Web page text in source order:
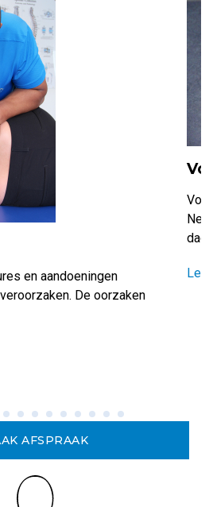
en aandoeningen
De oorzaken
AFSPRAAK